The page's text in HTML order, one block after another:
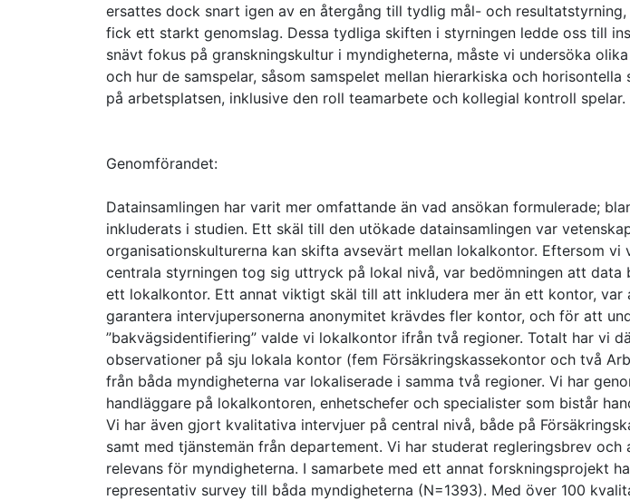
ersattes dock snart igen av en återgång till tydlig mål- och
fick ett starkt genomslag. Dessa tydliga skiften i styrningen ledde oss till
snävt fokus på granskningskultur i myndigheterna, måste vi undersöka
och hur de samspelar, såsom samspelet mellan hierarkiska och
på arbetsplatsen, inklusive den roll teamarbete och kollegial kontroll spelar.
Genomförandet:
Datainsamlingen har varit mer omfattande än vad ansökan formulerade;
inkluderats i studien. Ett skäl till den utökade datainsamlingen var
organisationskulturerna kan skifta avsevärt mellan lokalkontor. Eftersom vi
centrala styrningen tog sig uttryck på lokal nivå, var bedömningen att data
ett lokalkontor. Ett annat viktigt skäl till att inkludera mer än ett kontor, var
garantera intervjupersonerna anonymitet krävdes fler kontor, och för att
”bakvägsidentifiering” valde vi lokalkontor ifrån två regioner. Totalt har vi
observationer på sju lokala kontor (fem Försäkringskassekontor och två
från båda myndigheterna var lokaliserade i samma två regioner. Vi har
handläggare på lokalkontoren, enhetschefer och specialister som bistår
Vi har även gjort kvalitativa intervjuer på central nivå, både på
samt med tjänstemän från departement. Vi har studerat regleringsbrev och
relevans för myndigheterna. I samarbete med ett annat forskningsprojekt
representativ survey till båda myndigheterna (N=1393). Med över 100